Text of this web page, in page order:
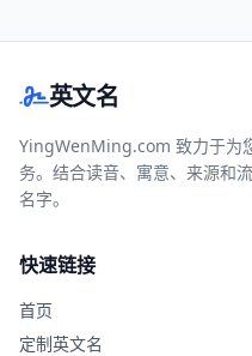
英文名
YingWenMing.com 致力于为
务。结合读音、寓意、来源和
名字。
快速链接
首页
定制英文名